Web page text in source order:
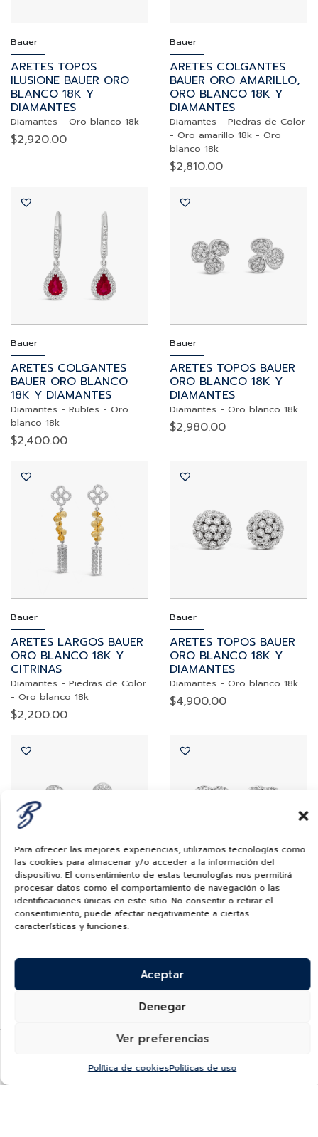
Para ofrecer las mejores experiencias, utilizamos tecnologías como
las cookies para almacenar y/o acceder a la información del
dispositivo. El consentimiento de estas tecnologías nos permitirá
procesar datos como el comportamiento de navegación o las
identificaciones únicas en este sitio. No consentir o retirar el
consentimiento, puede afectar negativamente a ciertas
características y funciones.
Aceptar
Denegar
Ver preferencias
Política de cookiesPoliticas de uso
Bauer
ARETES TOPOS
ILUSIONE BAUER ORO
BLANCO 18K Y
DIAMANTES
Diamantes - Oro blanco 18k
$2,920.00
Bauer
ARETES COLGANTES
BAUER ORO AMARILLO,
ORO BLANCO 18K Y
DIAMANTES
Diamantes - Piedras de Color
- Oro amarillo 18k - Oro
blanco 18k
$2,810.00
Bauer
ARETES COLGANTES
BAUER ORO BLANCO
18K Y DIAMANTES
Diamantes - Rubíes - Oro
blanco 18k
$2,400.00
Bauer
ARETES TOPOS BAUER
ORO BLANCO 18K Y
DIAMANTES
Diamantes - Oro blanco 18k
$2,980.00
Bauer
ARETES LARGOS BAUER
ORO BLANCO 18K Y
CITRINAS
Diamantes - Piedras de Color
- Oro blanco 18k
$2,200.00
Bauer
ARETES TOPOS BAUER
ORO BLANCO 18K Y
DIAMANTES
Diamantes - Oro blanco 18k
$4,900.00
Bauer
ARETES BAUER ORO
BLANCO 18K Y
Diamantes-Oro blanco 18k
Bauer
ARETES TOPOS BAUER
Diamantes-Oro blanco 18k
$2,270.00